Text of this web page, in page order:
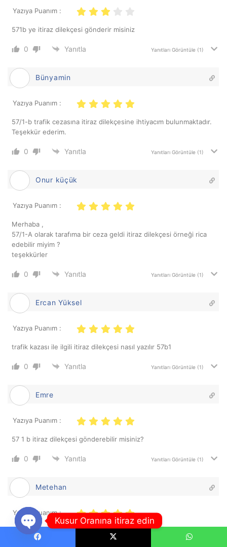
Yazıya Puanım :
571b ye itiraz dilekçesi gönderir misiniz
0 Yanıtla Yanıtları Görüntüle (1)
Bünyamin
Yazıya Puanım :
57/1-b trafik cezasına itiraz dilekçesine ihtiyacım bulunmaktadır.
Teşekkür ederim.
0 Yanıtla Yanıtları Görüntüle (1)
Onur küçük
Yazıya Puanım :
Merhaba ,
57/1-A olarak tarafıma bir ceza geldi itiraz dilekçesi örneği rica
edebilir miyim ?
teşekkürler
0 Yanıtla Yanıtları Görüntüle (1)
Ercan Yüksel
Yazıya Puanım :
trafik kazası ile ilgili itiraz dilekçesi nasıl yazılır 57b1
0 Yanıtla Yanıtları Görüntüle (1)
Emre
Yazıya Puanım :
57 1 b itiraz dilekçesi gönderebilir misiniz?
0 Yanıtla Yanıtları Görüntüle (1)
Metehan
Yazıya Puanım :
57 1 b (7) itiraz dilekçesi indirmek istiyorum
Kusur Oranına itiraz edin
Open